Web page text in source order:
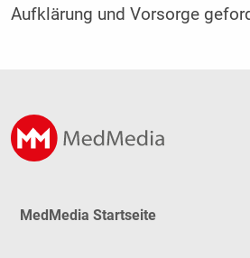
Aufklärung und Vorsorge
MedMedia Startseite